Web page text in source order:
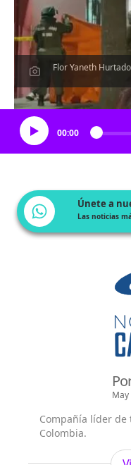
Flor Yaneth
00:00
Únete a
Las noticias
Compañía líder
Colombia.